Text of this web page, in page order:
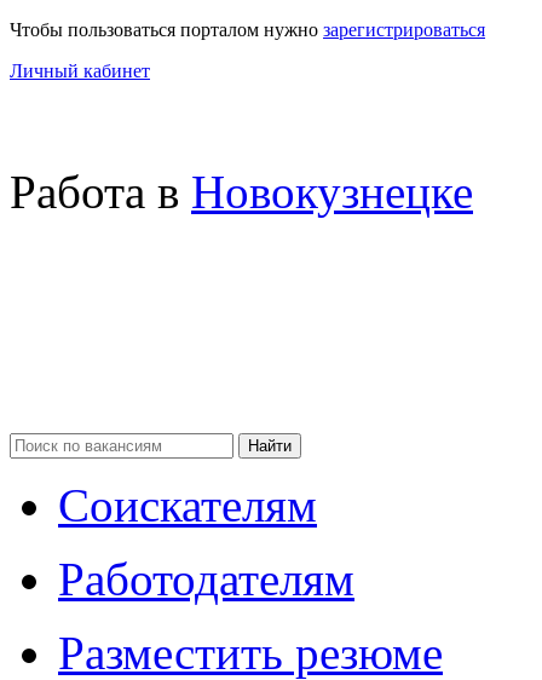
Чтобы пользоваться порталом нужно зарегистрироваться
Личный кабинет
Работа в Новокузнецке
Соискателям
Работодателям
Разместить резюме